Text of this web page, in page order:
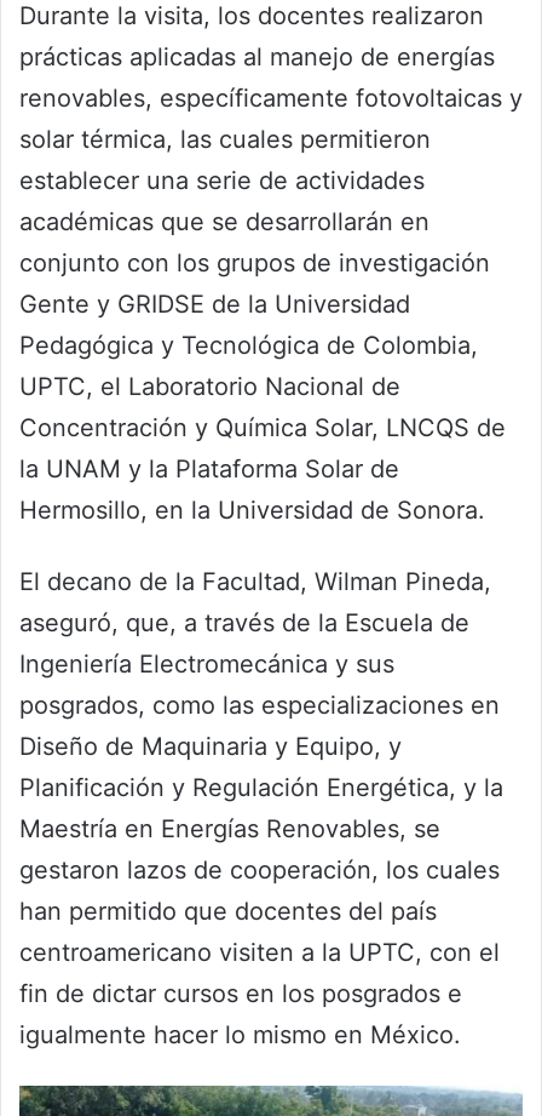
Durante la visita, los docentes realizaron
prácticas aplicadas al manejo de energías
renovables, específicamente fotovoltaicas y
solar térmica, las cuales permitieron
establecer una serie de actividades
académicas que se desarrollarán en
conjunto con los grupos de investigación
Gente y GRIDSE de la Universidad
Pedagógica y Tecnológica de Colombia,
UPTC, el Laboratorio Nacional de
Concentración y Química Solar, LNCQS de
la UNAM y la Plataforma Solar de
Hermosillo, en la Universidad de Sonora.
El decano de la Facultad, Wilman Pineda,
aseguró, que, a través de la Escuela de
Ingeniería Electromecánica y sus
posgrados, como las especializaciones en
Diseño de Maquinaria y Equipo, y
Planificación y Regulación Energética, y la
Maestría en Energías Renovables, se
gestaron lazos de cooperación, los cuales
han permitido que docentes del país
centroamericano visiten a la UPTC, con el
fin de dictar cursos en los posgrados e
igualmente hacer lo mismo en México.